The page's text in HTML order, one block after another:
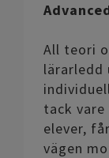
All teori
lärarledd
tack vare
elever,
vägen